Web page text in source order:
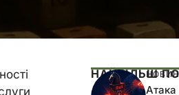
НАЙБІЛЬШ
Атака